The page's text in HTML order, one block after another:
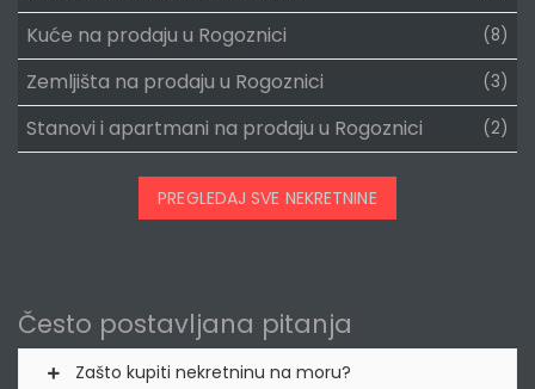
Kuće na prodaju u Rogoznici (8)
Zemljišta na prodaju u Rogoznici (3)
Stanovi i apartmani na prodaju u Rogoznici (2)
PREGLEDAJ SVE NEKRETNINE
Često postavljana pitanja
Zašto kupiti nekretninu na moru?